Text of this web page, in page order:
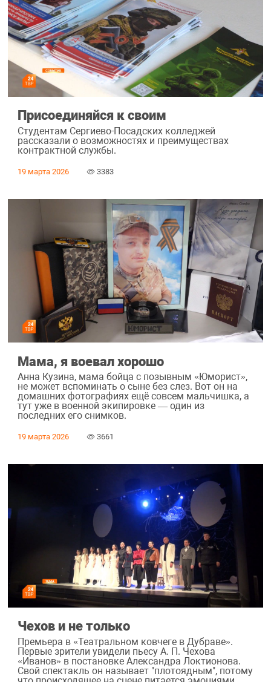
Присоединяйся к своим
Студентам Сергиево-Посадских колледжей
рассказали о возможностях и преимуществах
контрактной службы.
19 марта 2026 3383
Мама, я воевал хорошо
Анна Кузина, мама бойца с позывным «Юморист»,
не может вспоминать о сыне без слез. Вот он на
домашних фотографиях ещё совсем мальчишка, а
тут уже в военной экипировке — один из
последних его снимков.
19 марта 2026 3661
Чехов и не только
Премьера в «Театральном ковчеге в Дубраве».
Первые зрители увидели пьесу А. П. Чехова
«Иванов» в постановке Александра Локтионова.
Свой спектакль он называет "плотоядным", потому